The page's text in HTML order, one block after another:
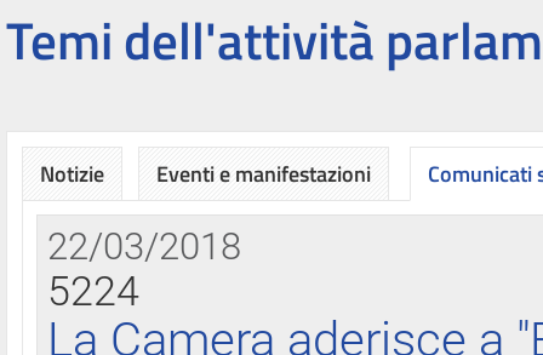
Temi dell'attività
Notizie Eventi e manifestazioni Comunicati
22/03/2018
5224
La Camera aderisce a